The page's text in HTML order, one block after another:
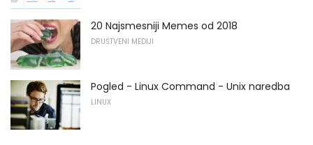
20 Najsmesniji Memes od 2018
DRUŠTVENI MEDIJI
Pogled - Linux Command - Unix naredba
LINUX